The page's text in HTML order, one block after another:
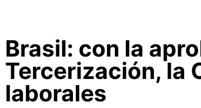
Brasil: con la
Tercerización, la
laborales